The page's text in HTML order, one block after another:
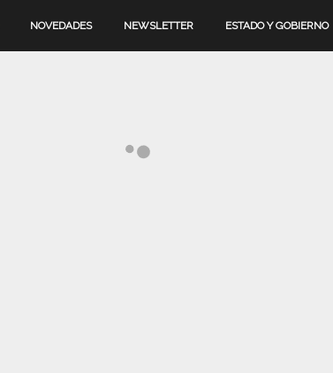
NOVEDADES NEWSLETTER ESTADO Y GOBIERNO